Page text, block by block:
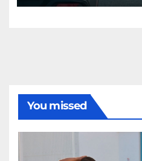
You missed